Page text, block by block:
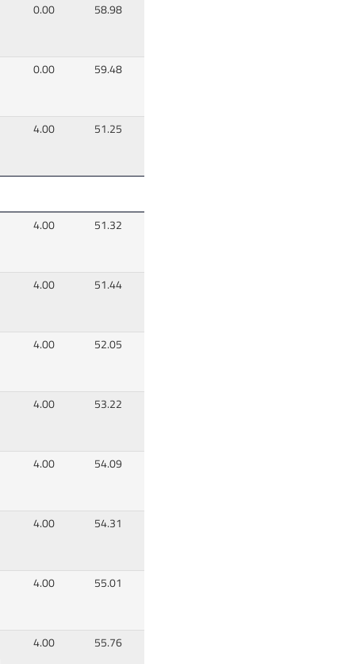
0.00 58.98
0.00 59.48
4.00 51.25
4.00 51.32
4.00 51.44
4.00 52.05
4.00 53.22
4.00 54.09
4.00 54.31
4.00 55.01
4.00 55.76